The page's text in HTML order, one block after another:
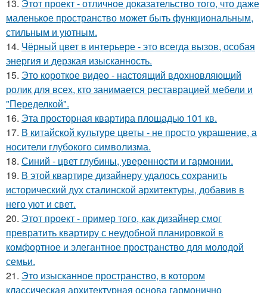
13. Этот проект - отличное доказательство того, что даже
маленькое пространство может быть функциональным,
стильным и уютным.
14. Чёрный цвет в интерьере - это всегда вызов, особая
энергия и дерзкая изысканность.
15. Это короткое видео - настоящий вдохновляющий
ролик для всех, кто занимается реставрацией мебели и
"Переделкой".
16. Эта просторная квартира площадью 101 кв.
17. В китайской культуре цветы - не просто украшение, а
носители глубокого символизма.
18. Синий - цвет глубины, уверенности и гармонии.
19. В этой квартире дизайнеру удалось сохранить
исторический дух сталинской архитектуры, добавив в
него уют и свет.
20. Этот проект - пример того, как дизайнер смог
превратить квартиру с неудобной планировкой в
комфортное и элегантное пространство для молодой
семьи.
21. Это изысканное пространство, в котором
классическая архитектурная основа гармонично